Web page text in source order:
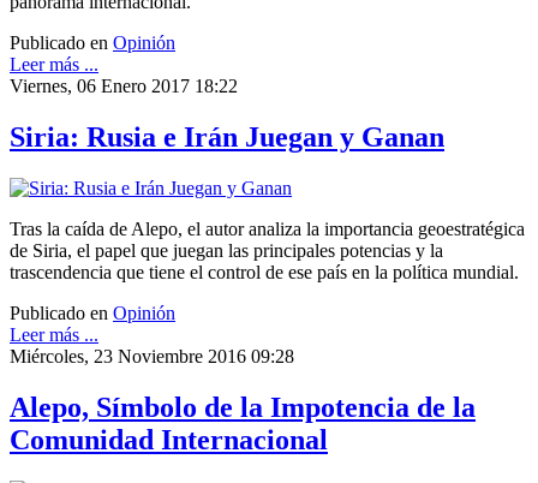
Publicado en Opinión
Leer más ...
Viernes, 06 Enero 2017 18:22
Siria: Rusia e Irán Juegan y Ganan
Tras la caída de Alepo, el autor analiza la importancia geoestratégica
de Siria, el papel que juegan las principales potencias y la
trascendencia que tiene el control de ese país en la política mundial.
Publicado en Opinión
Leer más ...
Miércoles, 23 Noviembre 2016 09:28
Alepo, Símbolo de la Impotencia de la
Comunidad Internacional